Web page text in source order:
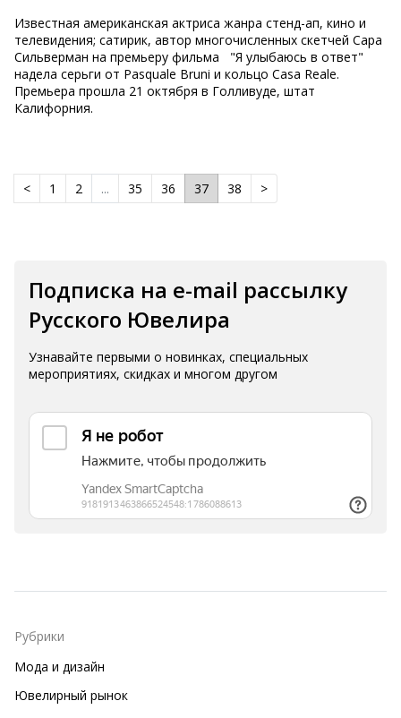
Известная американская актриса жанра стенд-ап, кино и
телевидения; сатирик, автор многочисленных скетчей Сара
Сильверман на премьеру фильма "Я улыбаюсь в ответ"
надела серьги от Pasquale Bruni и кольцо Casa Reale.
Премьера прошла 21 октября в Голливуде, штат
Калифорния.
< 1 2 ... 35 36 37 38 >
Подписка на e-mail рассылку
Русского Ювелира
Узнавайте первыми о новинках, специальных
мероприятиях, скидках и многом другом
Рубрики
Мода и дизайн
Ювелирный рынок